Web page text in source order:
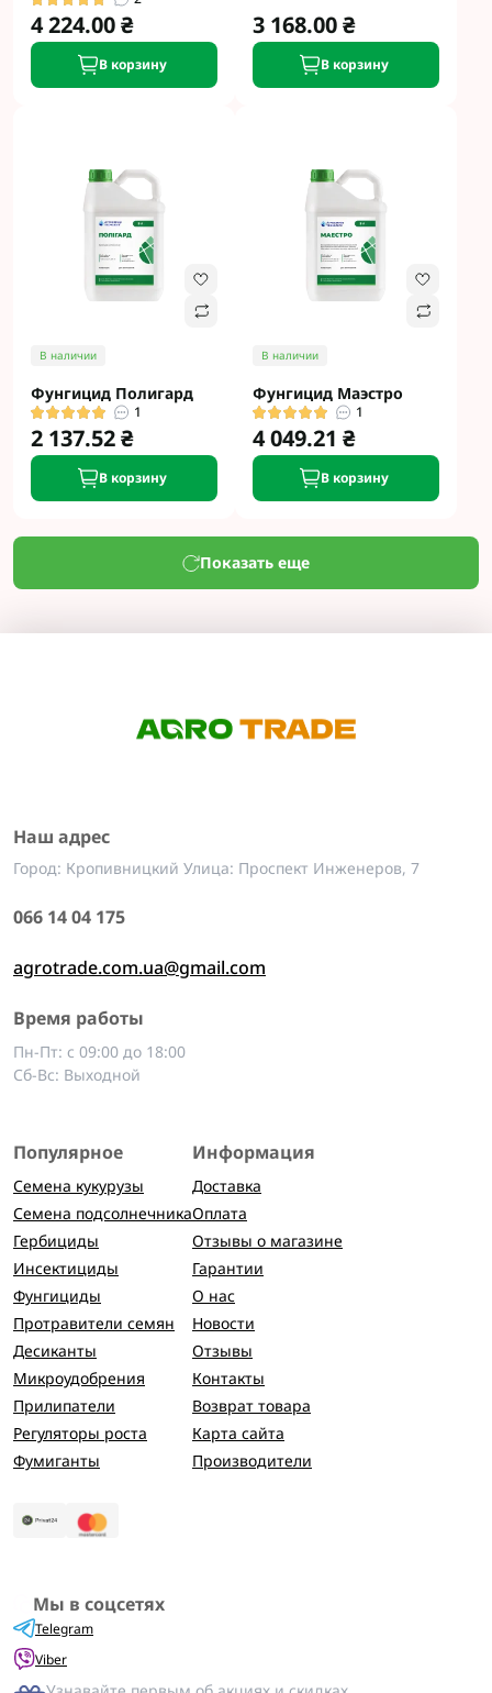
4 224.00 ₴
В корзину
3 168.00 ₴
В корзину
В наличии
Фунгицид Полигард
1
2 137.52 ₴
В корзину
В наличии
Фунгицид Маэстро
1
4 049.21 ₴
В корзину
Показать еще
Наш адрес
Город: Кропивницкий Улица: Проспект Инженеров, 7
066 14 04 175
agrotrade.com.ua@gmail.com
Время работы
Пн-Пт: с 09:00 до 18:00
Сб-Вс: Выходной
Популярное
Семена кукурузы
Семена подсолнечника
Гербициды
Инсектициды
Фунгициды
Протравители семян
Десиканты
Микроудобрения
Прилипатели
Регуляторы роста
Фумиганты
Информация
Доставка
Оплата
Отзывы о магазине
Гарантии
О нас
Новости
Отзывы
Контакты
Возврат товара
Карта сайта
Производители
Мы в соцсетях
Telegram
Viber